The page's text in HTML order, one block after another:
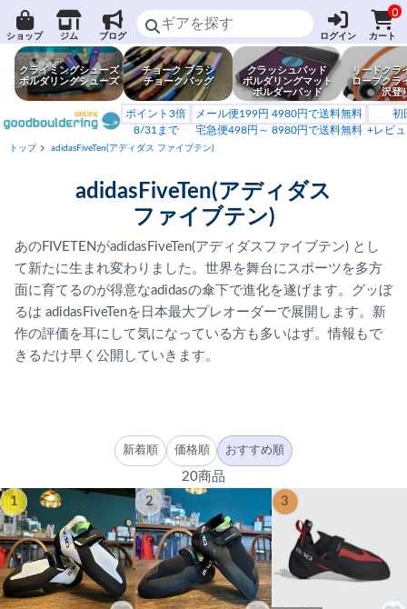
ショップ ジム ブログ ログイン
0
カート
クライミングシューズ
ボルダリングシューズ
チョーク ブラシ
チョークバッグ
クラッシュパッド
ボルダリングマット
ボルダーパッド
リードクラ
ロープクラ
沢登
ポイント3倍
8/31まで
メール便199円 4980円で送料無料
宅急便498円～ 8980円で送料無料
初
+レビ
トップ adidasFiveTen(アディダス ファイブテン)
adidasFiveTen(アディダス
ファイブテン)
あのFIVETENがadidasFiveTen(アディダスファイブテン) とし
て新たに生まれ変わりました。世界を舞台にスポーツを多方
面に育てるのが得意なadidasの傘下で進化を遂げます。グッぼ
るは adidasFiveTenを日本最大プレオーダーで展開します。新
作の評価を耳にして気になっている方も多いはず。情報もで
きるだけ早く公開していきます。
新着順 価格順 おすすめ順
20商品
1
2 3